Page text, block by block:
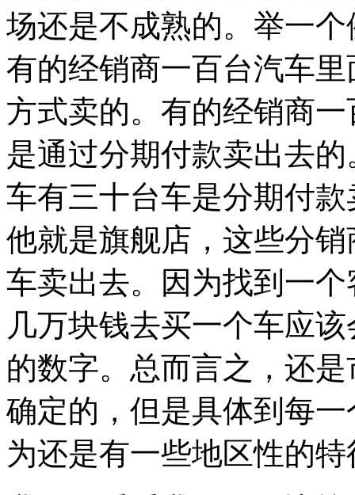
场还是不成熟的。举一
有的经销商一百台汽车
方式卖的。有的经销商
是通过分期付款卖出去
车有三十台车是分期付
他就是旗舰店，这些分
车卖出去。因为找到一
几万块钱去买一个车应
的数字。总而言之，还
确定的，但是具体到每
为还是有一些地区性的特